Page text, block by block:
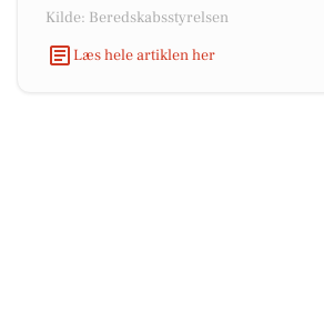
Kilde: Beredskabsstyrelsen
Læs hele artiklen her